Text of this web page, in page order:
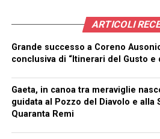
ARTICOLI
Grande successo a Coreno
conclusiva di “Itinerari del Gusto e
Gaeta, in canoa tra meraviglie
guidata al Pozzo del Diavolo e alla
Quaranta Remi